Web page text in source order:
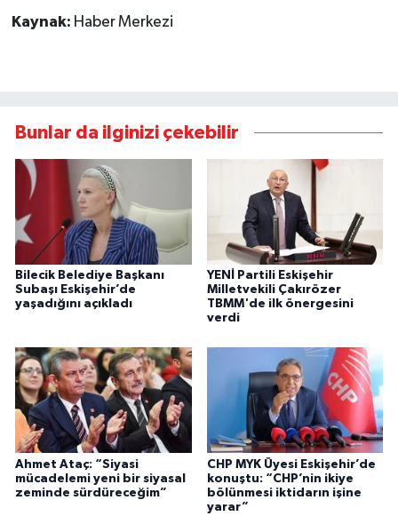
Kaynak: Haber Merkezi
Bunlar da ilginizi çekebilir
Bilecik Belediye Başkanı
Subaşı Eskişehir’de
yaşadığını açıkladı
YENİ Partili Eskişehir
Milletvekili Çakırözer
TBMM'de ilk önergesini
verdi
Ahmet Ataç: “Siyasi
mücadelemi yeni bir siyasal
zeminde sürdüreceğim”
CHP MYK Üyesi Eskişehir’de
konuştu: “CHP’nin ikiye
bölünmesi iktidarın işine
yarar”